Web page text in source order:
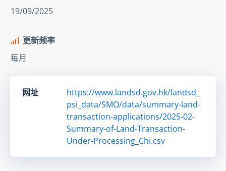
19/09/2025
更新频率
每月
网址
https://www.landsd.gov.hk/landsd_
psi_data/SMO/data/summary-land-
transaction-applications/2025-02-
Summary-of-Land-Transaction-
Under-Processing_Chi.csv